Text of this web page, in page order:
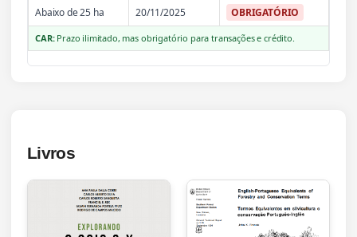
Abaixo de 25 ha
20/11/2025 OBRIGATÓRIO
CAR:Prazo ilimitado, mas obrigatório para transações e crédito.
Livros